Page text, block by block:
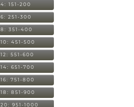
4: 151-200
6: 251-300
8: 351-400
10: 451-500
12: 551-600
14: 651-700
16: 751-800
18: 851-900
20: 951-1000